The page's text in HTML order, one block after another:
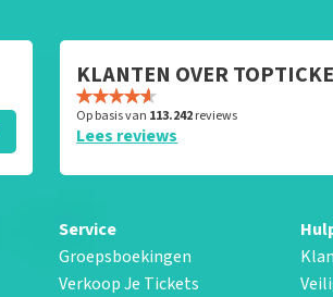
KLANTEN OVER
Op basis van 113.242reviews
Lees reviews
Service
Groepsboekingen
Verkoop Je Tickets